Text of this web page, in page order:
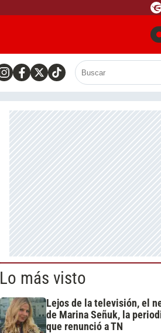
Lo más visto
Lejos de la televisión, el
de Marina Señuk, la
que renunció a TN